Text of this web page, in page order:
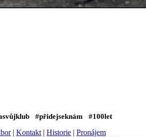
#přidejseknám #100let
| Kontakt | Historie | Pronájem